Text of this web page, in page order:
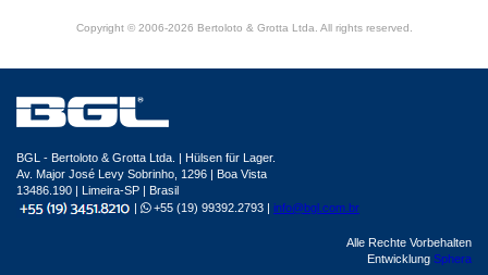
Copyright © 2006-2026 Bertoloto & Grotta Ltda. All rights reserved.
BGL - Bertoloto & Grotta Ltda. | Hülsen für Lager.
Av. Major José Levy Sobrinho, 1296 | Boa Vista
13486.190 | Limeira-SP | Brasil
|
+55 (19) 99392.2793 | info@bgl.com.br
Alle Rechte Vorbehalten
Entwicklung Sphera